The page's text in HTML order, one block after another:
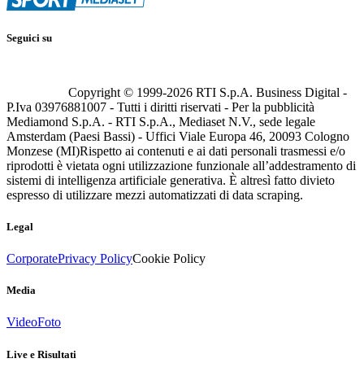
Seguici su
Copyright © 1999-2026 RTI S.p.A. Business Digital -
P.Iva 03976881007 - Tutti i diritti riservati - Per la pubblicità
Mediamond S.p.A. - RTI S.p.A., Mediaset N.V., sede legale
Amsterdam (Paesi Bassi) - Uffici Viale Europa 46, 20093 Cologno
Monzese (MI)Rispetto ai contenuti e ai dati personali trasmessi e/o
riprodotti è vietata ogni utilizzazione funzionale all’addestramento di
sistemi di intelligenza artificiale generativa. È altresì fatto divieto
espresso di utilizzare mezzi automatizzati di data scraping.
Legal
CorporatePrivacy PolicyCookie Policy
Media
VideoFoto
Live e Risultati